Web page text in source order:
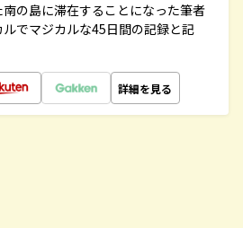
の島に滞在することになった筆者
でマジカルな45日間の記録と記
詳細を見る